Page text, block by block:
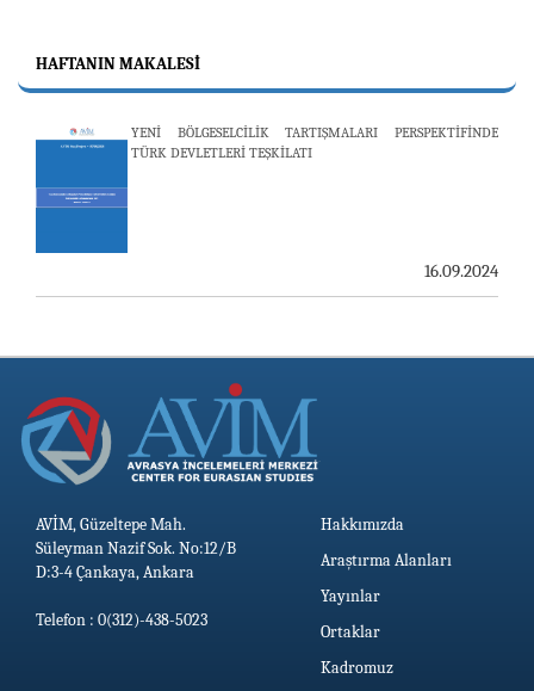
25.06.2026
19.06.2026
HAFTANIN MAKALESI
YENİ BÖLGESELCİLİK TARTIŞMALARI PERSPEKTİFİNDE
TÜRK DEVLETLERİ TEŞKİLATI
16.09.2024
AVİM, Güzeltepe Mah.
Süleyman Nazif Sok. No:12/B
D:3-4 Çankaya, Ankara
Telefon : 0(312)-438-5023
Hakkımızda
Araştırma Alanları
Yayınlar
Ortaklar
Kadromuz